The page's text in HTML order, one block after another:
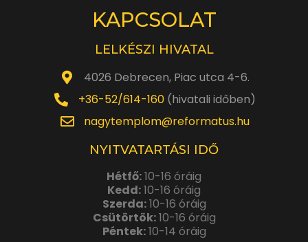
KAPCSOLAT
LELKÉSZI HIVATAL
4026 Debrecen, Piac utca 4-6.
+36-52/614-160(hivatali időben)
nagytemplom@reformatus.hu
NYITVATARTÁSI IDŐ
Hétfő:10-16 óráig
Kedd:10-16 óráig
Szerda:10-16 óráig
Csütörtök:10-16 óráig
Péntek:10-14 óráig